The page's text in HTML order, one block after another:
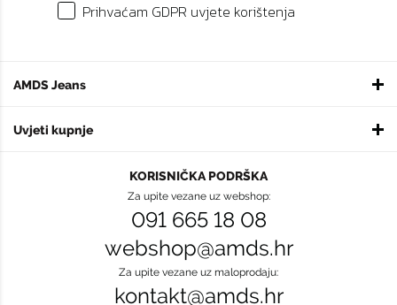
AMDS Jeans
Uvjeti kupnje
Prihvaćam GDPR uvjete korištenja
KORISNIČKA PODRŠKA
Za upite vezane uz webshop:
091 665 18 08
webshop@amds.hr
Za upite vezane uz maloprodaju:
kontakt@amds.hr